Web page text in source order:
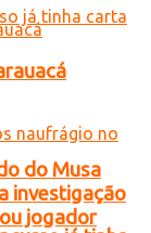
do Musa
investigação
jogador